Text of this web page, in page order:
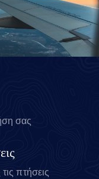
σας
πτήσεις